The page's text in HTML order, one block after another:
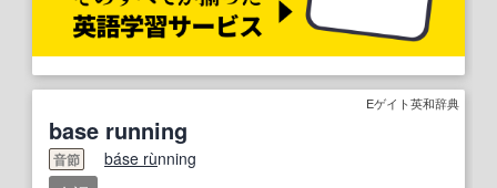
Eゲイト英和辞典
base running
音節 base rùnning